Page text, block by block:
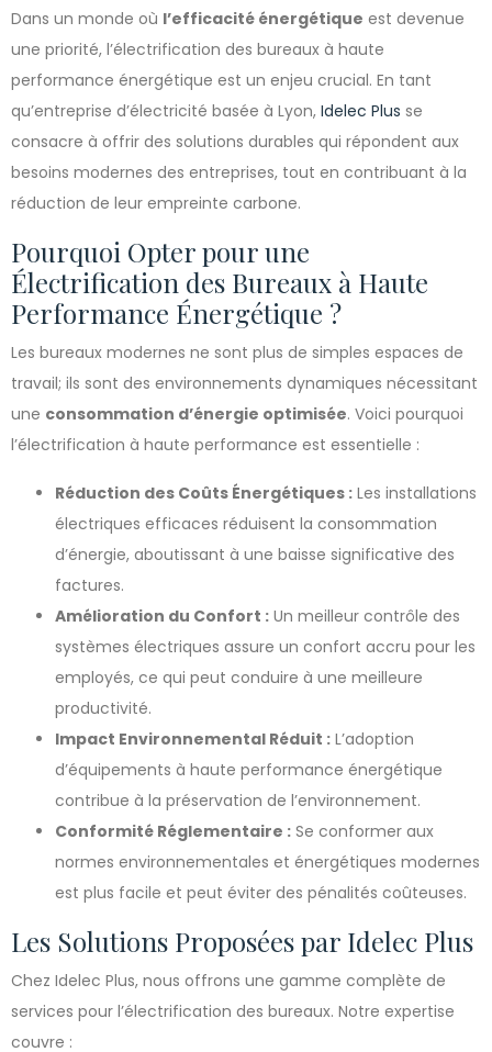
Dans un monde où l’efficacité énergétique est devenue
une priorité, l’électrification des bureaux à haute
performance énergétique est un enjeu crucial. En tant
qu’entreprise d’électricité basée à Lyon, Idelec Plus se
consacre à offrir des solutions durables qui répondent aux
besoins modernes des entreprises, tout en contribuant à la
réduction de leur empreinte carbone.
Pourquoi Opter pour une
Électrification des Bureaux à Haute
Performance Énergétique ?
Les bureaux modernes ne sont plus de simples espaces de
travail; ils sont des environnements dynamiques nécessitant
une consommation d’énergie optimisée. Voici pourquoi
l’électrification à haute performance est essentielle :
Réduction des Coûts Énergétiques : Les installations
électriques efficaces réduisent la consommation
d’énergie, aboutissant à une baisse significative des
factures.
Amélioration du Confort : Un meilleur contrôle des
systèmes électriques assure un confort accru pour les
employés, ce qui peut conduire à une meilleure
productivité.
Impact Environnemental Réduit : L’adoption
d’équipements à haute performance énergétique
contribue à la préservation de l’environnement.
Conformité Réglementaire : Se conformer aux
normes environnementales et énergétiques modernes
est plus facile et peut éviter des pénalités coûteuses.
Les Solutions Proposées par Idelec Plus
Chez Idelec Plus, nous offrons une gamme complète de
services pour l’électrification des bureaux. Notre expertise
couvre :